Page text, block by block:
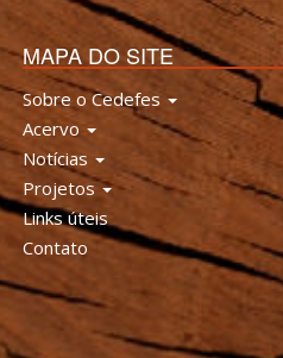
MAPA DO SITE
Sobre o Cedefes
Acervo
Notícias
Projetos
Links úteis
Contato